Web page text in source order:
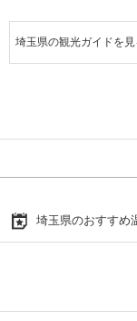
埼玉県の観光ガイドを見
埼玉県のおすすめ